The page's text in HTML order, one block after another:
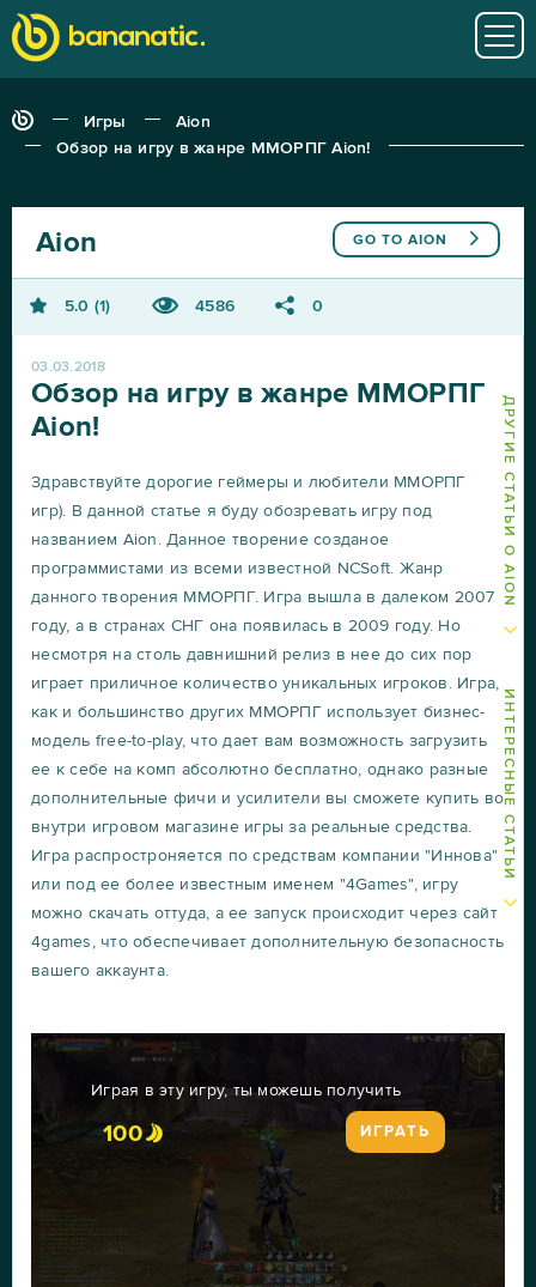
Игры
Aion
Обзор на игру в жанре ММОРПГ Aion!
ДРУГИЕ СТАТЬИ О AION
ИНТЕРЕСНЫЕ СТАТЬИ
GO TO AION
Aion
5.0 1 4586 0
03.03.2018
Обзор на игру в жанре ММОРПГ
Aion!
Здравствуйте дорогие геймеры и любители ММОРПГ
игр). В данной статье я буду обозревать игру под
названием Aion. Данное творение созданое
программистами из всеми известной NCSoft. Жанр
данного творения ММОРПГ. Игра вышла в далеком 2007
году, а в странах СНГ она появилась в 2009 году. Но
несмотря на столь давнишний релиз в нее до сих пор
играет приличное количество уникальных игроков. Игра,
как и большинство других ММОРПГ использует бизнес-
модель free-to-play, что дает вам возможность загрузить
ее к себе на комп абсолютно бесплатно, однако разные
дополнительные фичи и усилители вы сможете купить во
внутри игровом магазине игры за реальные средства.
Игра распростроняется по средствам компании "Иннова"
или под ее более известным именем "4Games", игру
можно скачать оттуда, а ее запуск происходит через сайт
4games, что обеспечивает дополнительную безопасность
вашего аккаунта.
Играя в эту игру, ты можешь получить
100 ИГРАТЬ